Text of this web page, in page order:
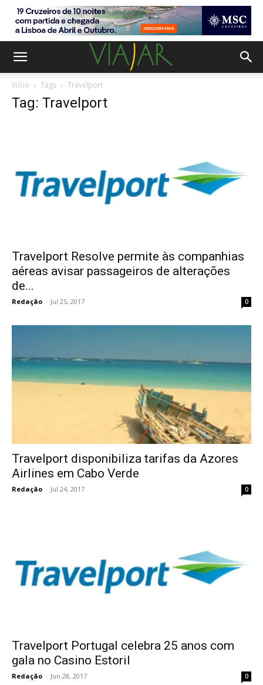
Início Tags Travelport
Tag: Travelport
Travelport Resolve permite às companhias
aéreas avisar passageiros de alterações
de...
Redação - Jul 25, 2017 0
Travelport disponibiliza tarifas da Azores
Airlines em Cabo Verde
Redação - Jul 24, 2017 0
Travelport Portugal celebra 25 anos com
gala no Casino Estoril
Redação - Jun 28, 2017 0